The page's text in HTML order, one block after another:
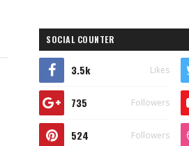
SOCIAL COUNTER
3.5k Likes
735 Followers
524 Followers